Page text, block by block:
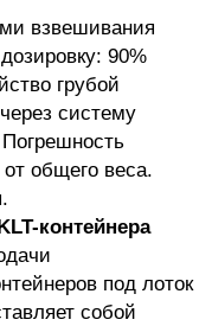
взвешивания
90%
грубой
систему
общего веса.
контейнера
под лоток
собой